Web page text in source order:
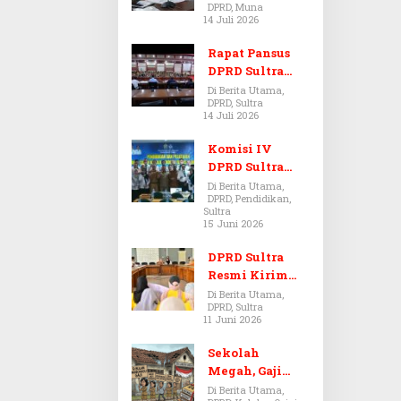
Dugaan Jual
Beli Tanah
Bermasalah di
Muna
DPRD, Muna
14 Juli 2026
Rapat Pansus
DPRD Sultra
Diskors Dua
Kali Akibat
Ketidakhadira
n Pj Sekda
Di Berita Utama,
DPRD, Sultra
14 Juli 2026
Komisi IV
DPRD Sultra
Kawal Hak
Guru,
Rencanakan
Pendidikan
Di Berita Utama,
DPRD, Pendidikan,
Sultra
15 Juni 2026
DPRD Sultra
Resmi Kirim
Aspirasi Tolak
Peraturan
BPOM No. 5
Tahun 2026 ke
Komisi IX DPR
Di Berita Utama,
DPRD, Sultra
11 Juni 2026
Sekolah
Megah, Gaji
Guru Berdarah-
Di Berita Utama,